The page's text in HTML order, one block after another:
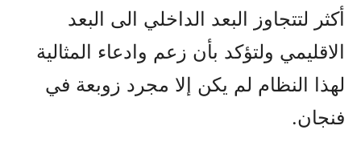
أكثر لتتجاوز البعد الداخلي الى البعد
الاقليمي ولتؤكد بأن زعم وادعاء المثالية
لهذا النظام لم يكن إلا مجرد زوبعة في
فنجان.